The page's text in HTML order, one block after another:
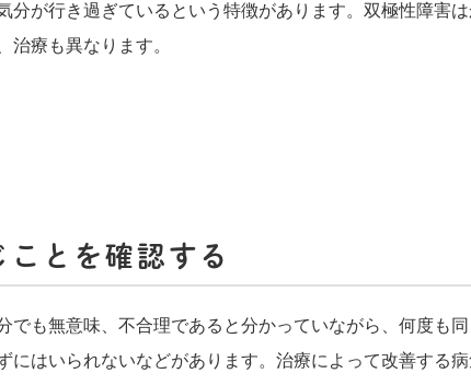
分が行き過ぎているという特徴があります。双極性障害
治療も異なります。
ことを確認する
でも無意味、不合理であると分かっていながら、何度も
にはいられないなどがあります。治療によって改善する